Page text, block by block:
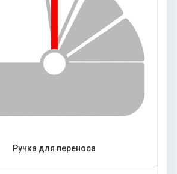
Ручка для переноса